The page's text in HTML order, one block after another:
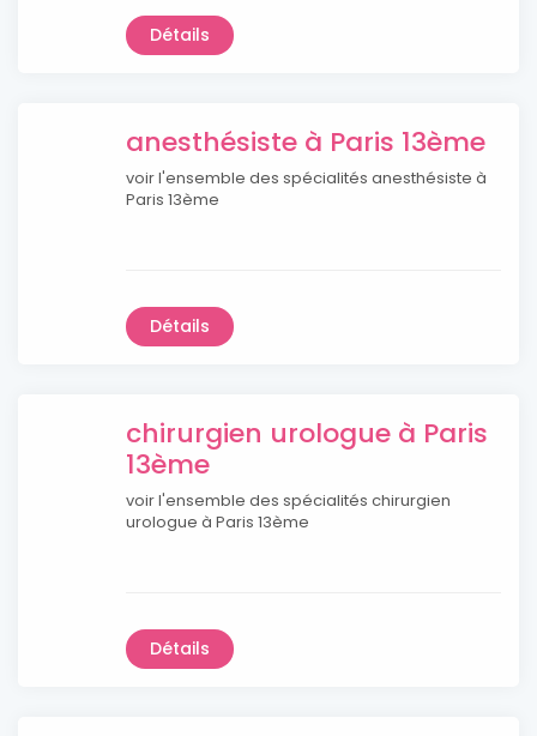
Détails
anesthésiste à Paris 13ème
voir l'ensemble des spécialités anesthésiste à
Paris 13ème
Détails
chirurgien urologue à Paris
13ème
voir l'ensemble des spécialités chirurgien
urologue à Paris 13ème
Détails